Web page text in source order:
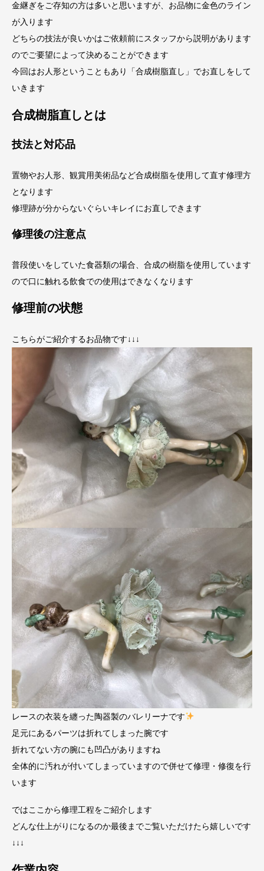
金継ぎをご存知の方は多いと思いますが、お品物に金色のライン
が入ります
どちらの技法が良いかはご依頼前にスタッフから説明があります
のでご要望によって決めることができます
今回はお人形ということもあり「合成樹脂直し」でお直しをして
いきます
合成樹脂直しとは
技法と対応品
置物やお人形、観賞用美術品など合成樹脂を使用して直す修理方
となります
修理跡が分からないぐらいキレイにお直しできます
修理後の注意点
普段使いをしていた食器類の場合、合成の樹脂を使用しています
ので口に触れる飲食での使用はできなくなります
修理前の状態
こちらがご紹介するお品物です↓↓↓
レースの衣装を纏った陶器製のバレリーナです
足元にあるパーツは折れてしまった腕です
折れてない方の腕にも凹凸がありますね
全体的に汚れが付いてしまっていますので併せて修理・修復を行
います
ではここから修理工程をご紹介します
どんな仕上がりになるのか最後までご覧いただけたら嬉しいです
↓↓↓